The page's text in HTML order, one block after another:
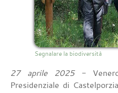
Segnalare la biodiversità
27 aprile 2025-
Presidenziale di